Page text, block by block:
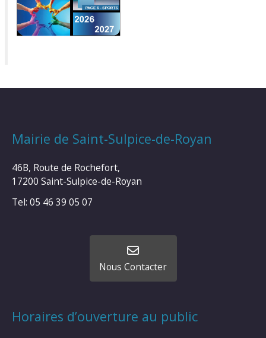
Mairie de Saint-Sulpice-de-Royan
46B, Route de Rochefort,
17200 Saint-Sulpice-de-Royan
Tel: 05 46 39 05 07
Nous Contacter
Horaires d’ouverture au public